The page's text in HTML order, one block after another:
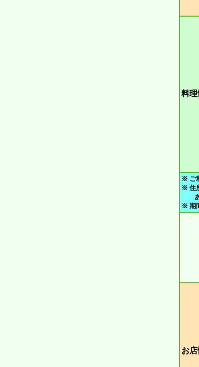
料理
※ ご
※ 住
あ
※ 期
お